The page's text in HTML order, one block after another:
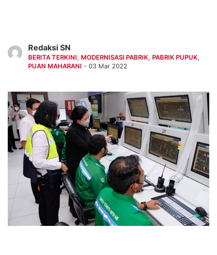
Redaksi SN
BERITA TERKINI, MODERNISASI PABRIK, PABRIK PUPUK,
PUAN MAHARANI - 03 Mar 2022